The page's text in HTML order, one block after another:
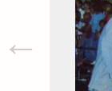
←